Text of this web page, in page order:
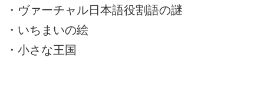
・ヴァーチャル日本語役割語の謎
・いちまいの絵
・小さな王国